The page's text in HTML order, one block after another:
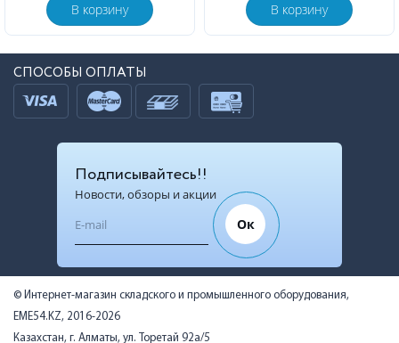
В корзину В корзину
СПОСОБЫ ОПЛАТЫ
Подписывайтесь!!
Новости, обзоры и акции
Ок
© Интернет-магазин складского и промышленного оборудования,
EME54.KZ, 2016-2026
Казахстан, г. Алматы, ул. Торетай 92а/5